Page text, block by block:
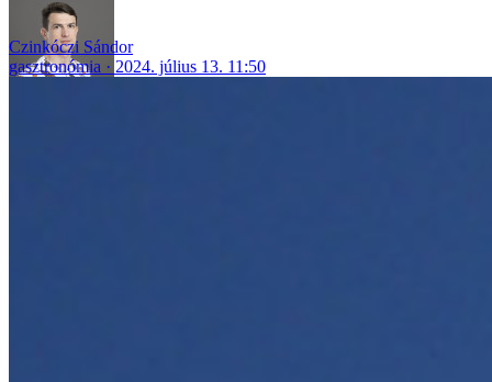
Czinkóczi Sándor
gasztronómia
2024. július 13. 11:50